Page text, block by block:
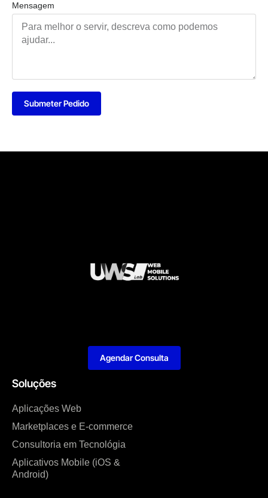
Mensagem
Submeter Pedido
Soluções
Aplicações Web
Marketplaces e E-commerce
Consultoria em Tecnológia
Aplicativos Mobile (iOS &
Android)
Agendar Consulta